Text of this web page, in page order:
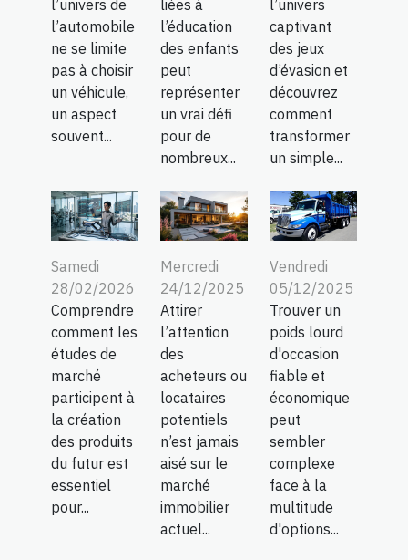
l’univers de
l’automobile
ne se limite
pas à choisir
un véhicule,
un aspect
souvent...
liées à
l’éducation
des enfants
peut
représenter
un vrai défi
pour de
nombreux...
l’univers
captivant
des jeux
d’évasion et
découvrez
comment
transformer
un simple...
Samedi
28/02/2026
Comprendre
comment les
études de
marché
participent à
la création
des produits
du futur est
essentiel
pour...
Mercredi
24/12/2025
Attirer
l’attention
des
acheteurs ou
locataires
potentiels
n’est jamais
aisé sur le
marché
immobilier
actuel...
Vendredi
05/12/2025
Trouver un
poids lourd
d'occasion
fiable et
économique
peut
sembler
complexe
face à la
multitude
d'options...